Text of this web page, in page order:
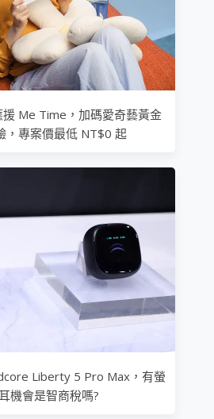
援 Me Time，加碼愛奇藝黃金
，專案價最低 NT$0 起
Liberty 5 Pro Max，有螢
機會是智商稅嗎?